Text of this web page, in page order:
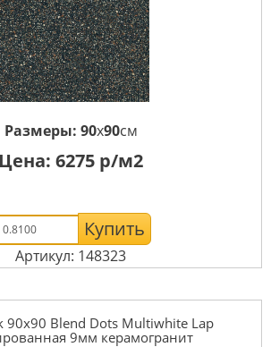
Размеры: 90x90см
Цена: 6275 р/м2
Купить
Артикул: 148323
90x90 Blend Dots Multiwhite Lap
9мм керамогранит